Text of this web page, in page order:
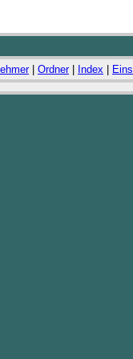
| Ordner| Index